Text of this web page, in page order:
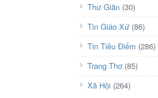
Thư Giãn (30)
Tin Giáo Xứ (86)
Tin Tiêu Điểm (286)
Trang Thơ(85)
Xã Hội (264)